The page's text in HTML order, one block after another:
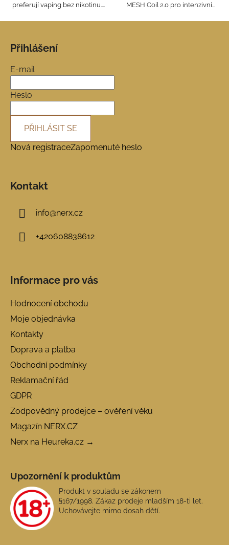
preferují vaping bez nikotinu....
MESH Coil 2.0 pro intenzivní...
Přihlášení
E-mail
Heslo
PŘIHLÁSIT SE
Nová registraceZapomenuté heslo
Kontakt
info@nerx.cz
+420608838612
Informace pro vás
Hodnocení obchodu
Moje objednávka
Kontakty
Doprava a platba
Obchodní podmínky
Reklamační řád
GDPR
Zodpovědný prodejce – ověření věku
Magazín NERX.CZ
Nerx na Heureka.cz →
Upozornění k produktům
Produkt v souladu se zákonem
§167/1998. Zákaz prodeje mladším 18-ti let.
Uchovávejte mimo dosah dětí.